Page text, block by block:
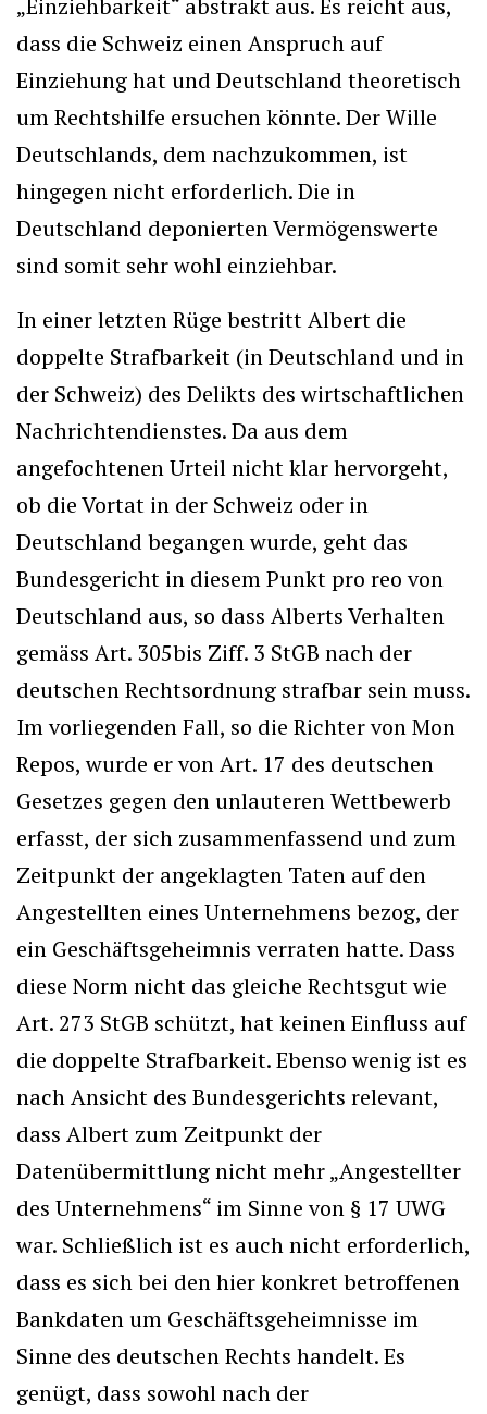
„Einziehbarkeit“ abstrakt aus. Es reicht aus,
dass die Schweiz einen Anspruch auf
Einziehung hat und Deutschland theoretisch
um Rechtshilfe ersuchen könnte. Der Wille
Deutschlands, dem nachzukommen, ist
hingegen nicht erforderlich. Die in
Deutschland deponierten Vermögenswerte
sind somit sehr wohl einziehbar.
In einer letzten Rüge bestritt Albert die
doppelte Strafbarkeit (in Deutschland und in
der Schweiz) des Delikts des wirtschaftlichen
Nachrichtendienstes. Da aus dem
angefochtenen Urteil nicht klar hervorgeht,
ob die Vortat in der Schweiz oder in
Deutschland begangen wurde, geht das
Bundesgericht in diesem Punkt pro reo von
Deutschland aus, so dass Alberts Verhalten
gemäss Art. 305bis Ziff. 3 StGB nach der
deutschen Rechtsordnung strafbar sein muss.
Im vorliegenden Fall, so die Richter von Mon
Repos, wurde er von Art. 17 des deutschen
Gesetzes gegen den unlauteren Wettbewerb
erfasst, der sich zusammenfassend und zum
Zeitpunkt der angeklagten Taten auf den
Angestellten eines Unternehmens bezog, der
ein Geschäftsgeheimnis verraten hatte. Dass
diese Norm nicht das gleiche Rechtsgut wie
Art. 273 StGB schützt, hat keinen Einfluss auf
die doppelte Strafbarkeit. Ebenso wenig ist es
nach Ansicht des Bundesgerichts relevant,
dass Albert zum Zeitpunkt der
Datenübermittlung nicht mehr „Angestellter
des Unternehmens“ im Sinne von § 17 UWG
war. Schließlich ist es auch nicht erforderlich,
dass es sich bei den hier konkret betroffenen
Bankdaten um Geschäftsgeheimnisse im
Sinne des deutschen Rechts handelt. Es
genügt, dass sowohl nach der